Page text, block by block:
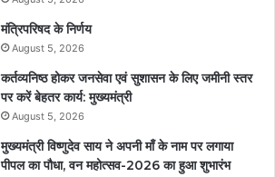
मंत्रिपरिषद के निर्णय
August 5, 2026
कर्तव्यनिष्ठ होकर जनसेवा एवं सुशासन के लिए जमीनी स्तर
पर करें बेहतर कार्य: मुख्यमंत्री
August 5, 2026
मुख्यमंत्री विष्णुदेव साय ने अपनी माँ के नाम पर लगाया
पीपल का पौधा, वन महोत्सव-2026 का हुआ शुभारंभ